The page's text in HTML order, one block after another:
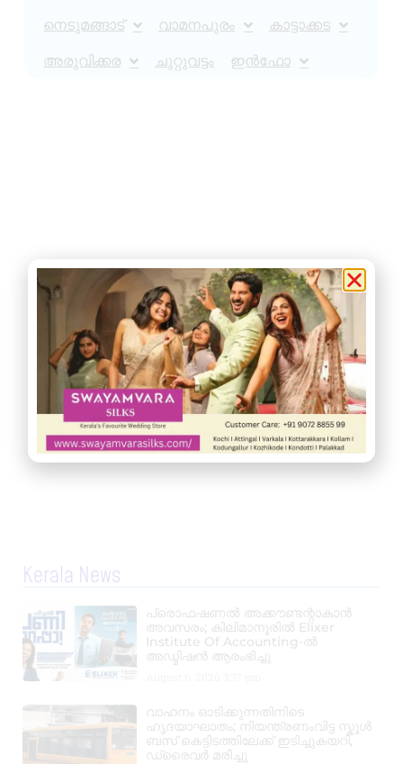
നെടുമങ്ങാട് വാമനപുരം കാട്ടാക്കട
അരുവിക്കര ചുറ്റുവട്ടം ഇൻഫോ
Kerala News
പ്രൊഫഷണൽ അക്കൗണ്ടന്റാകാൻ
അവസരം; കിലിമാനൂരിൽ Elixer
Institute Of Accounting-ൽ
അഡ്മിഷൻ ആരംഭിച്ചു
വാഹനം ഓടിക്കുന്നതിനിടെ
ഹൃദയാഘാതം; നിയന്ത്രണംവിട്ട സ്കൂൾ
ബസ് കെട്ടിടത്തിലേക്ക് ഇടിച്ചുകയറി,
ഡ്രൈവർ മരിച്ചു